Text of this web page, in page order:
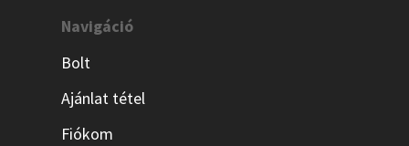
Navigáció
Bolt
Ajánlat tétel
Fiókom